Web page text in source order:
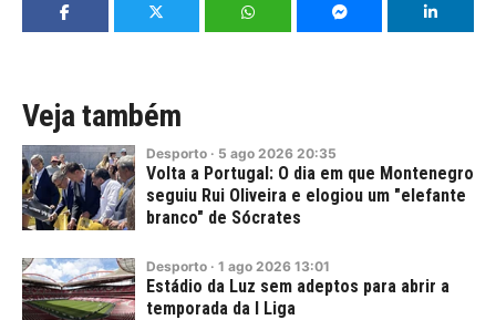
Veja também
Desporto · 5 ago 2026 20:35
Volta a Portugal: O dia em que Montenegro
seguiu Rui Oliveira e elogiou um "elefante
branco" de Sócrates
Desporto · 1 ago 2026 13:01
Estádio da Luz sem adeptos para abrir a
temporada da I Liga